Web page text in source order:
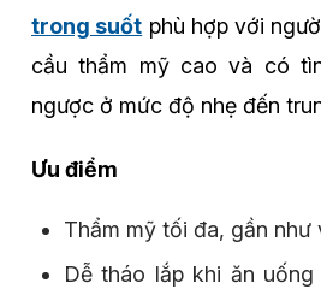
trong suốt phù hợp với
cầu thẩm mỹ cao và có
ngược ở mức độ nhẹ đến
Ưu điểm
Thẩm mỹ tối đa, gần như
Dễ tháo lắp khi ăn